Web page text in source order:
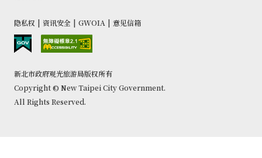
隐私权 | 资讯安全 | GWOIA | 意见信箱
新北市政府观光旅游局版权所有
Copyright © New Taipei City Government.
All Rights Reserved.